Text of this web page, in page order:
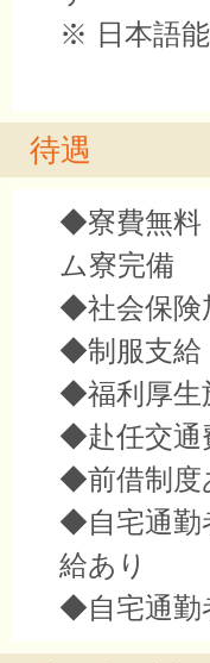
※ 日本語
待遇
◆寮費無料
ム寮完備
◆社会保険
◆制服支給
◆福利厚生
◆赴任交通
◆前借制度
◆自宅通勤
給あり
◆自宅通勤